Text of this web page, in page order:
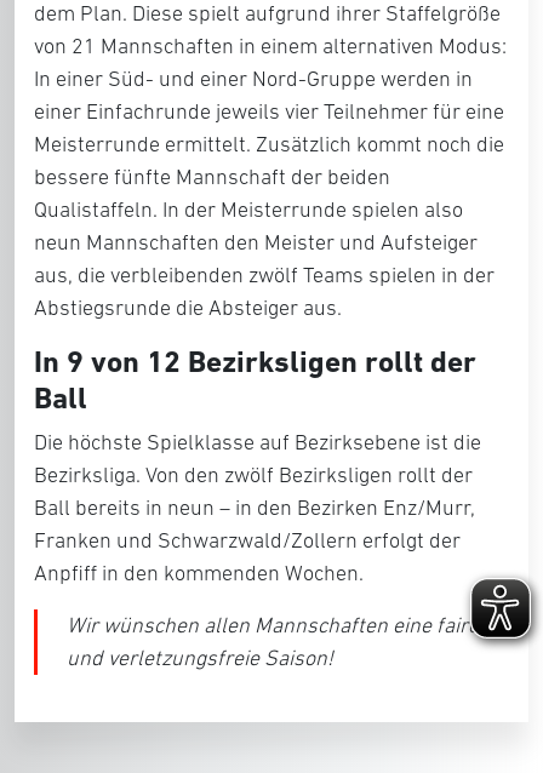
dem Plan. Diese spielt aufgrund ihrer Staffelgröße
von 21 Mannschaften in einem alternativen Modus:
In einer Süd- und einer Nord-Gruppe werden in
einer Einfachrunde jeweils vier Teilnehmer für eine
Meisterrunde ermittelt. Zusätzlich kommt noch die
bessere fünfte Mannschaft der beiden
Qualistaffeln. In der Meisterrunde spielen also
neun Mannschaften den Meister und Aufsteiger
aus, die verbleibenden zwölf Teams spielen in der
Abstiegsrunde die Absteiger aus.
In 9 von 12 Bezirksligen rollt der
Ball
Die höchste Spielklasse auf Bezirksebene ist die
Bezirksliga. Von den zwölf Bezirksligen rollt der
Ball bereits in neun – in den Bezirken Enz/Murr,
Franken und Schwarzwald/Zollern erfolgt der
Anpfiff in den kommenden Wochen.
Wir wünschen allen Mannschaften eine faire
und verletzungsfreie Saison!